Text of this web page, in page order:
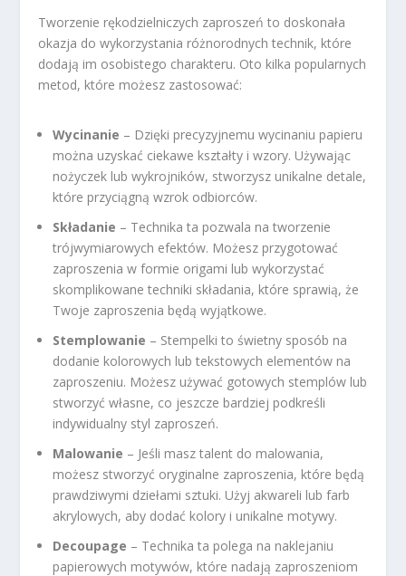
Tworzenie rękodzielniczych zaproszeń to doskonała
okazja do wykorzystania różnorodnych technik, które
dodają im osobistego charakteru. Oto kilka popularnych
metod, które możesz zastosować:
Wycinanie – Dzięki precyzyjnemu wycinaniu papieru
można uzyskać ciekawe kształty i wzory. Używając
nożyczek lub wykrojników, stworzysz unikalne detale,
które przyciągną wzrok odbiorców.
Składanie – Technika ta pozwala na tworzenie
trójwymiarowych efektów. Możesz przygotować
zaproszenia w formie origami lub wykorzystać
skomplikowane techniki składania, które sprawią, że
Twoje zaproszenia będą wyjątkowe.
Stemplowanie – Stempelki to świetny sposób na
dodanie kolorowych lub tekstowych elementów na
zaproszeniu. Możesz używać gotowych stemplów lub
stworzyć własne, co jeszcze bardziej podkreśli
indywidualny styl zaproszeń.
Malowanie – Jeśli masz talent do malowania,
możesz stworzyć oryginalne zaproszenia, które będą
prawdziwymi dziełami sztuki. Użyj akwareli lub farb
akrylowych, aby dodać kolory i unikalne motywy.
Decoupage – Technika ta polega na naklejaniu
papierowych motywów, które nadają zaproszeniom